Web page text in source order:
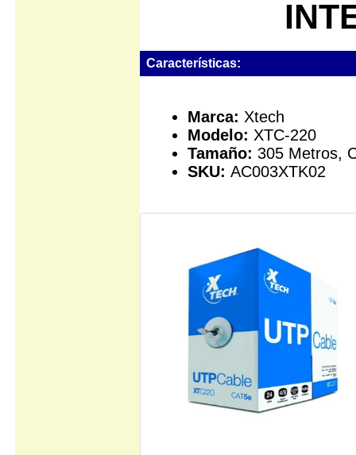
Características:
Marca: Xtech
Modelo: XTC-220
Tamaño: 305 Metros,
SKU: AC003XTK02